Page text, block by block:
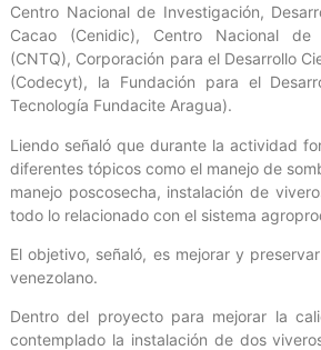
Centro Nacional de Investigación,
Cacao (Cenidic), Centro Nacional de
(CNTQ), Corporación para el Desarrollo
(Codecyt), la Fundación para el
Tecnología Fundacite Aragua).
Liendo señaló que durante la actividad
diferentes tópicos como el manejo de
manejo poscosecha, instalación de
todo lo relacionado con el sistema
El objetivo, señaló, es mejorar y
venezolano.
Dentro del proyecto para mejorar la
contemplado la instalación de dos